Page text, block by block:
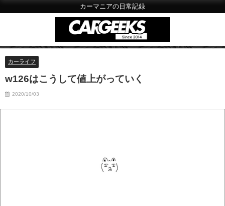
カーマニアの日常記録
カーライフ
w126はこうして値上がっていく
2020/10/03